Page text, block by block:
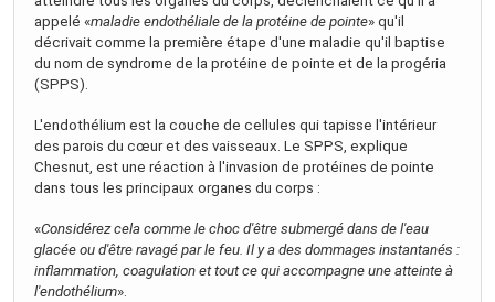
appelé «maladie endothéliale de la protéine de pointe» qu'il
décrivait comme la première étape d'une maladie qu'il baptise
du nom de syndrome de la protéine de pointe et de la progéria
(SPPS).
L'endothélium est la couche de cellules qui tapisse l'intérieur
des parois du cœur et des vaisseaux. Le SPPS, explique
Chesnut, est une réaction à l'invasion de protéines de pointe
dans tous les principaux organes du corps :
«Considérez cela comme le choc d'être submergé dans de l'eau
glacée ou d'être ravagé par le feu. Il y a des dommages instantanés :
inflammation, coagulation et tout ce qui accompagne une atteinte à
l'endothélium».